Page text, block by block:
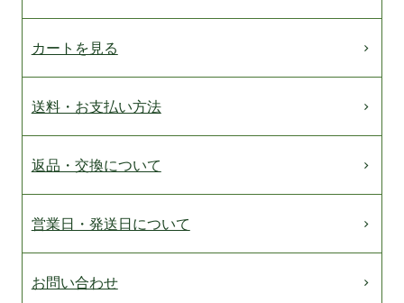
カートを見る
送料・お支払い方法
返品・交換について
営業日・発送日について
お問い合わせ